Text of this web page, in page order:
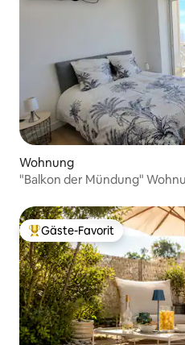
Wohnung
"Balkon der Mündung"
Beliebter Gäste-Favorit.
Gäste-Favorit